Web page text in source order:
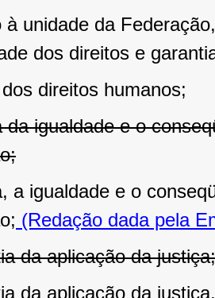
à unidade da
dos direitos e
direitos humanos;
da igualdade e o
a igualdade e o
(Redação dada pela
da aplicação da justiça;
da aplicação da